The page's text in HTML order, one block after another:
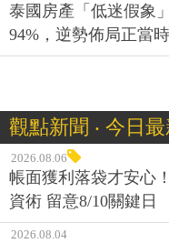
泰國房產「低迷假象
94%，逆勢佈局正當時
觀點新聞 ‧ 今日
2026.08.06
帳面獲利落袋才安心
資術 留意8/10關鍵日
2026.08.04